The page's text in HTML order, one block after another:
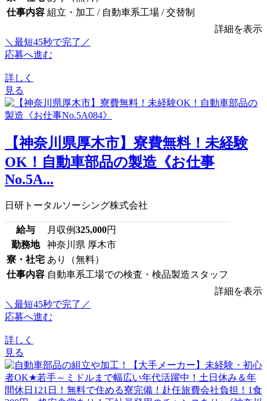
仕事内容 組立・加工 / 自動車系工場 / 交替制
詳細を表示
＼最短45秒で完了／
応募へ進む
詳しく
見る
【神奈川県厚木市】寮費無料！未経験
OK！自動車部品の製造《お仕事
No.5A...
日研トータルソーシング株式会社
給与 月収例325,000円
勤務地
神奈川県 厚木市
寮・社宅 あり（無料）
仕事内容 自動車系工場での検査・検品製造スタッフ
詳細を表示
＼最短45秒で完了／
応募へ進む
詳しく
見る